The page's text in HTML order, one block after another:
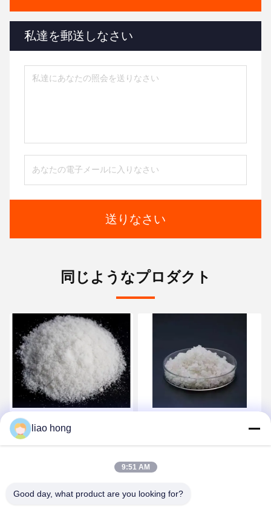
私達を郵送しなさい
送りなさい
同じようなプロダクト
水に溶けやすい酸化剤粉
末、水に溶けやすい、白
色結晶性粉末、工業用化
学品の製造・加工に最適
KNO3 工業用途および化
学プロセス用組成物
liao hong
9:51 AM
Good day, what product are you looking for?